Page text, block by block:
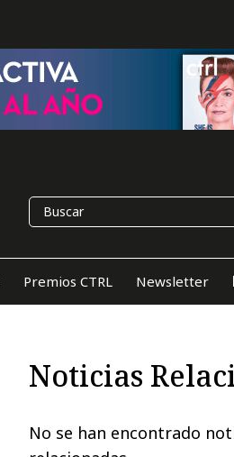
Premios CTRL Newsletter
Noticias
No se han encontrado